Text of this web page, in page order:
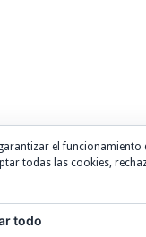
el funcionamiento
todas las cookies,
todo